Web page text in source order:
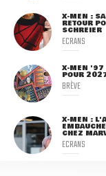
X-MEN :
RETOUR
SCHREIER
ECRANS
X-MEN '97
POUR
BRÈVE
X-MEN :
CHEZ
ECRANS